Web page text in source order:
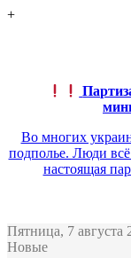
+
Во многих
подполье. Люди
настоящая
Пятница, 7 августа
Новые